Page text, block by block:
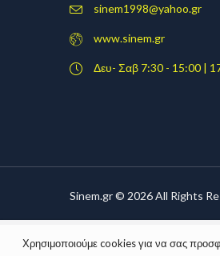
sinem1998@yahoo.gr
www.sinem.gr
Δευ- Σαβ 7:30 - 15:00 |
Sinem.gr © 2026 All Rights
Χρησιμοποιούμε cookies για να σας